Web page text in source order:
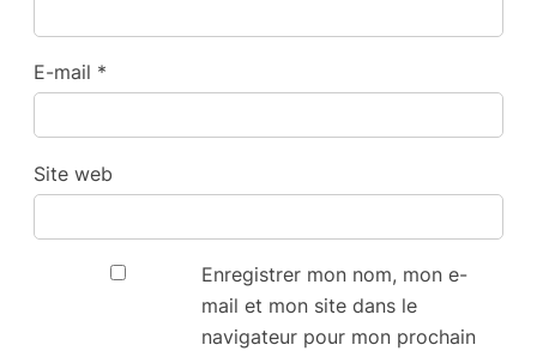
E-mail *
Site web
Enregistrer mon nom, mon e-
mail et mon site dans le
navigateur pour mon prochain